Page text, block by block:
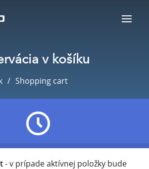
v košíku
Shopping cart
- v prípade aktívnej položky bude